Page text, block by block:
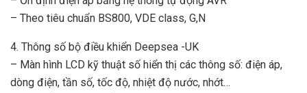
– Theo tiêu chuẩn BS800, VDE class, G,N
4. Thông số bộ điều khiển Deepsea -UK
– Màn hình LCD kỹ thuật số hiển thị các thông số: điện áp,
dòng điện, tần số, tốc độ, nhiệt độ nước, nhớt…